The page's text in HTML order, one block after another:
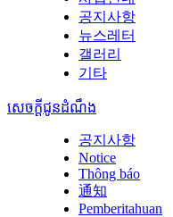
공지사항
뉴스레터
갤러리
기타
សេចក្តីជូនដំណឹង
공지사항
Notice
Thông báo
通知
Pemberitahuan